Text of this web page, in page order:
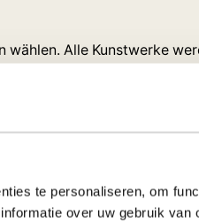
te personaliseren, om
over uw gebruik
Alle Kunstwerke
Hause geliefert.
IKONEN-KUNST
ALUMINIUM-DIBOND 3MM: